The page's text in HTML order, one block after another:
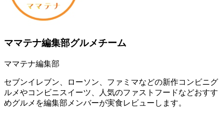
ママテナ編集部グルメチーム
ママテナ編集部
セブンイレブン、ローソン、ファミマなどの新作コンビニグ
ルメやコンビニスイーツ、人気のファストフードなどおすす
めグルメを編集部メンバーが実食レビューします。